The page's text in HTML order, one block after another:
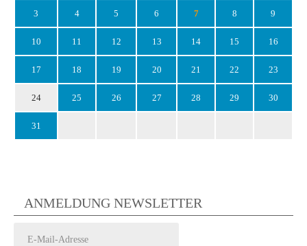
3 4 5 6 7 8 9
10 11 12 13 14 15 16
17 18 19 20 21 22 23
24 25 26 27 28 29 30
31
ANMELDUNG NEWSLETTER